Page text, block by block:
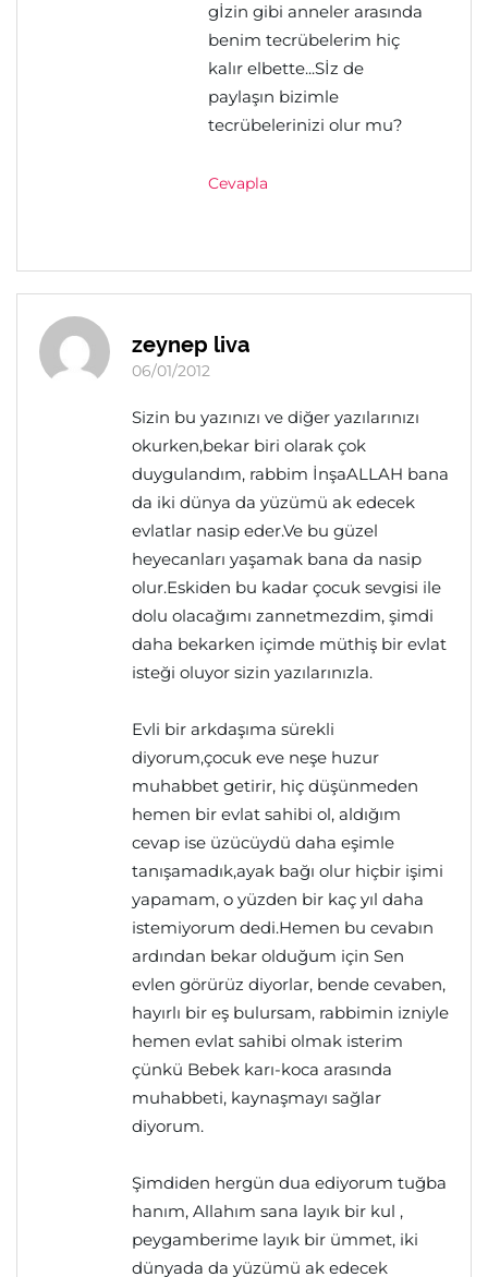
gİzin gibi anneler arasında
benim tecrübelerim hiç
kalır elbette...Sİz de
paylaşın bizimle
tecrübelerinizi olur mu?
Cevapla
zeynep liva
06/01/2012
Sizin bu yazınızı ve diğer yazılarınızı
okurken,bekar biri olarak çok
duygulandım, rabbim İnşaALLAH bana
da iki dünya da yüzümü ak edecek
evlatlar nasip eder.Ve bu güzel
heyecanları yaşamak bana da nasip
olur.Eskiden bu kadar çocuk sevgisi ile
dolu olacağımı zannetmezdim, şimdi
daha bekarken içimde müthiş bir evlat
isteği oluyor sizin yazılarınızla.
Evli bir arkdaşıma sürekli
diyorum,çocuk eve neşe huzur
muhabbet getirir, hiç düşünmeden
hemen bir evlat sahibi ol, aldığım
cevap ise üzücüydü daha eşimle
tanışamadık,ayak bağı olur hiçbir işimi
yapamam, o yüzden bir kaç yıl daha
istemiyorum dedi.Hemen bu cevabın
ardından bekar olduğum için Sen
evlen görürüz diyorlar, bende cevaben,
hayırlı bir eş bulursam, rabbimin izniyle
hemen evlat sahibi olmak isterim
çünkü Bebek karı-koca arasında
muhabbeti, kaynaşmayı sağlar
diyorum.
Şimdiden hergün dua ediyorum tuğba
hanım, Allahım sana layık bir kul ,
peygamberime layık bir ümmet, iki
dünyada da yüzümü ak edecek